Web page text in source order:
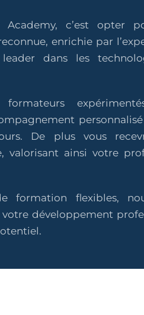
Academy, c’est opter
enrichie par
leader dans les
De plus vous
valorisant ainsi votre
formation flexibles,
développement